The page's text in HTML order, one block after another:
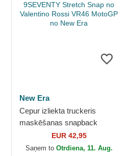
New Era
Cepur izliekta truckeris
maskēšanas snapback
9SEVENTY Stretch Snap no
Valentino Rossi VR46
EUR 42,95
Saņem to Otrdiena, 11. Aug.